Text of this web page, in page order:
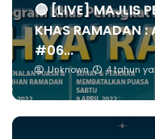
🔴 [LIVE] MAJLIS
KHAS RAMADAN :
#06...
Unknown 4 tahun